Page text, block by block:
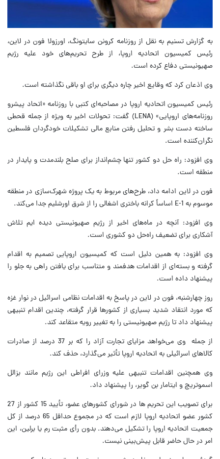
به گزارش تسنیم به نقل از روزنامه کرونن سایتونگ، اورزولا فون در لاین،
رئیس کمیسیون اتحادیه اروپا، از طرح تحریم‌های خود علیه رژیم
صهیونیستی دفاع کرده است.
وی اذعان کرد که وقایع اخیر چاره دیگری برای او باقی نگذاشته است.
رئیس کمیسیون اتحادیه اروپا در مصاحبه‌ای کتبی با روزنامه «اتحاد پیشرو
روزنامه‌های اروپایی» (LENA) گفت: تحولات اخیر به ویژه از جمله قحطی
ساخته دست بشر و تحلیل رفتن منابع مالی تشکیلات خودگردان فلسطین
نگران‌کننده است.
وی افزود: راه حل دو کشور تنها چشم‌انداز برای صلح بلندمدت و پایدار در
منطقه است.
فون در لاین ادامه داد، طرح‌های مربوط به یک پروژه شهرک‌سازی در منطقه
موسوم به E-1 اساساً کرانه باختری اشغالی را از شرق اورشلیم جدا می‌کند.
وی افزود: آنچه در ماه‌های اخیر از رژیم صهیونیستی دیده ایم تلاش
آشکاری برای تضعیف راه‌حل دو کشوری است.
وی افزود: به همین دلیل است که کمیسیون اروپایی تصمیم به اقدام
گرفته و بسته‌ای از اقدامات هدفمند و متناسب برای یافتن راهی به جلو را
پیشنهاد داده است.
روز چهارشنبه، فون در لاین در پاسخ به اقدامات نظامی اسرائیل در نوار غزه
که مورد انتقاد شدید بسیاری از کشورها قرار گرفته، چندین اقدام تنبیهی
پیشنهاد داد تا رژیم صهیونیستی را به تغییر رویه متقاعد کند.
از جمله وی می‌خواهد مزایای تجارت آزاد را که بر 37 درصد از صادرات
کالاهای اسرائیلی به اتحادیه اروپا تأثیر می‌گذارد، حذف کند.
وی همچنین اقدامات تنبیهی علیه وزرای افراطی این رژیم مانند بزالل
اسموتریچ و ایتامار بن گویر، را پیشنهاد داد.
برای تصویب این تحریم ها در شورای کشورهای عضو، تأیید 15 کشور از 27
کشور عضو اتحادیه اروپا لازم است که در مجموع حداقل 65 درصد از کل
جمعیت اتحادیه اروپا را تشکیل می‌دهند. بدون رأی مثبت رم یا برلین، این
امر در حال حاضر قابل پیش‌بینی نیست.